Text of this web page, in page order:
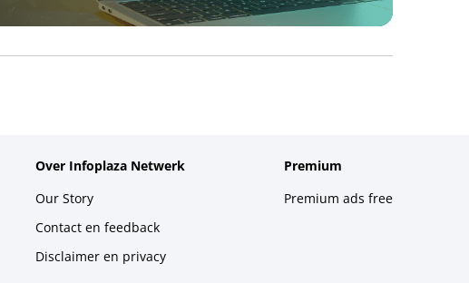
Over Infoplaza Netwerk
Our Story
Contact en feedback
Disclaimer en privacy
Premium
Premium ads free